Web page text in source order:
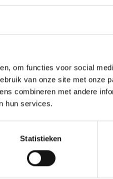
om functies voor social
van onze site met onze
combineren met andere
hun services.
Statistieken
met de tegenstanders kunnen
0-5 zege.